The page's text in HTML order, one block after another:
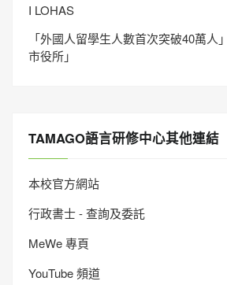
I LOHAS
「外國人留學生人數首次突破40萬人
市役所」
TAMAGO語言研修中心其他連結
本校官方網站
行政書士 - 查詢及委託
MeWe 專頁
YouTube 頻道